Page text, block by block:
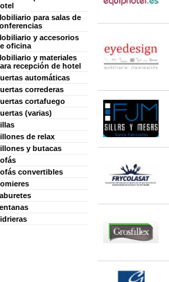
para salas de
y accesorios
oficina
y materiales
recepción de hotel
automáticas
correderas
cortafuego
(varias)
de relax
y butacas
convertibles